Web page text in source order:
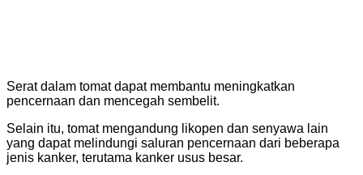
Serat dalam tomat dapat membantu meningkatkan
pencernaan dan mencegah sembelit.
Selain itu, tomat mengandung likopen dan senyawa lain
yang dapat melindungi saluran pencernaan dari beberapa
jenis kanker, terutama kanker usus besar.